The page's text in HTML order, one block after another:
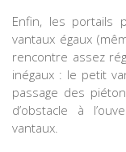
Enfin, les portails
vantaux égaux
rencontre assez
inégaux : le petit
passage des
d’obstacle à
vantaux.